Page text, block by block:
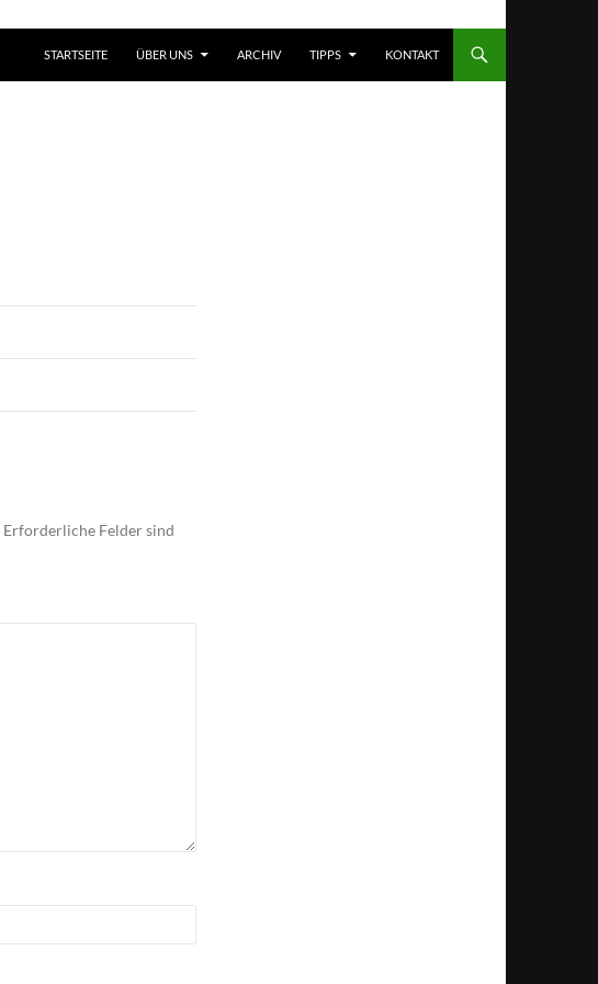
STARTSEITE
ÜBER UNS ARCHIV TIPPS KONTAKT
Erforderliche Felder sind